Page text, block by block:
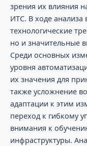
зрения их влияния
ИТС. В ходе анализа
технологические
но и значительные
Среди основных
уровня
их значения для
также усложнение
адаптации к этим
переход к гибкому
внимания к
инфраструктуры.